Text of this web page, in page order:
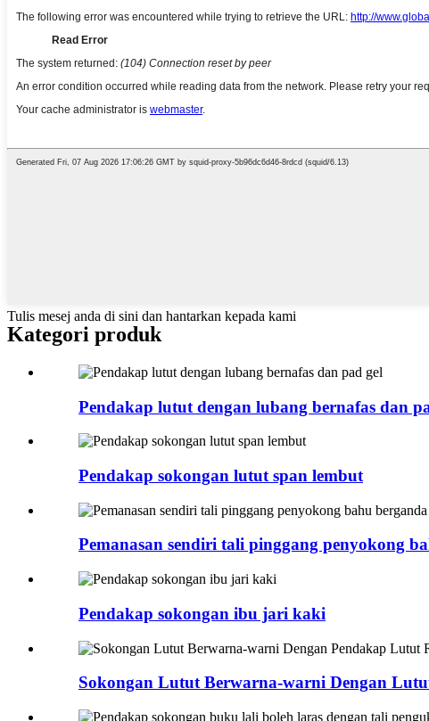
Tulis mesej anda di sini dan hantarkan kepada kami
Kategori produk
Pendakap lutut dengan lubang bernafas dan
Pendakap sokongan lutut span lembut
Pemanasan sendiri tali pinggang penyokong
Pendakap sokongan ibu jari kaki
Sokongan Lutut Berwarna-warni Dengan